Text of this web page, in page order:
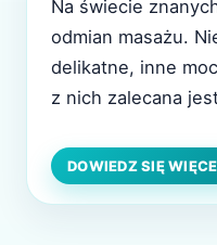
Na świecie
odmian masażu.
delikatne, inne
z nich zalecana
mięśniowych,
zrelaksowania się.
DOWIEDZ SIĘ